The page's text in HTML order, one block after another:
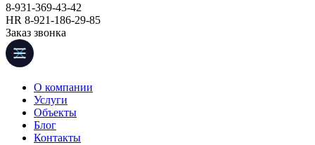
8-931-369-43-42
HR 8-921-186-29-85
Заказ звонка
О компании
Услуги
Объекты
Блог
Контакты